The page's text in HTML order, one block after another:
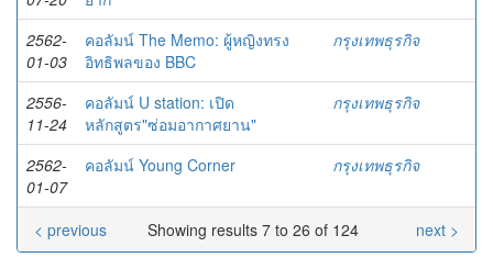
2562-
01-03
คอลัมน์ The Memo: ผู้หญิงทรง
อิทธิพลของ BBC
กรุงเทพธุรกิจ
2556-
11-24
คอลัมน์ U station: เปิด
หลักสูตร"ซ่อมอากาศยาน"
กรุงเทพธุรกิจ
2562-
01-07
คอลัมน์ Young Corner กรุงเทพธุรกิจ
Showing results 7 to 26 of 124
< previous next >